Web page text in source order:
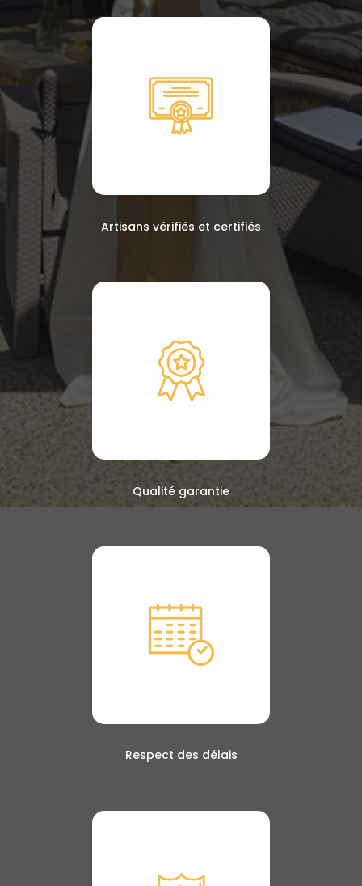
Artisans vérifiés et certifiés
Qualité garantie
Respect des délais